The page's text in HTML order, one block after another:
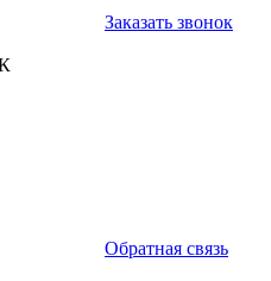
Заказать звонок
Обратная связь